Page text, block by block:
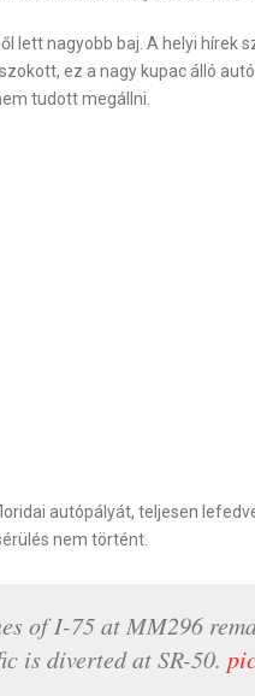
lett nagyobb baj. A helyi
ez a nagy kupac álló
tudott megállni.
autópályát, teljesen
nem történt.
of I-75 at MM296
is diverted at SR-50.